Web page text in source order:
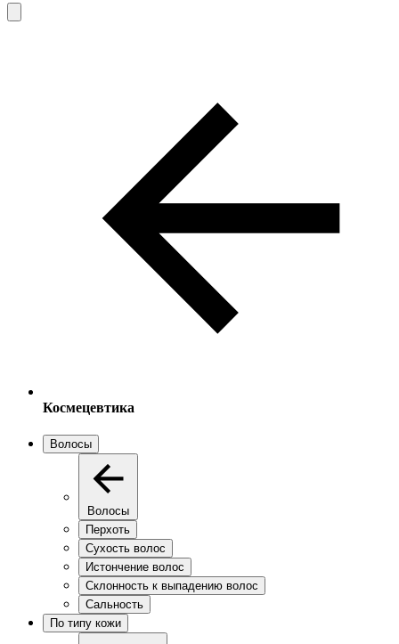
Космецевтика
Волосы
Волосы
Перхоть
Сухость волос
Истончение волос
Склонность к выпадению волос
Сальность
По типу кожи